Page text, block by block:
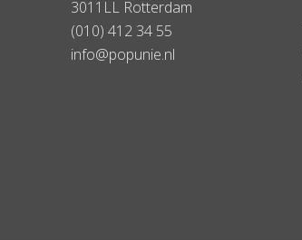
3011LL Rotterdam
(010) 412 34 55
info@popunie.nl